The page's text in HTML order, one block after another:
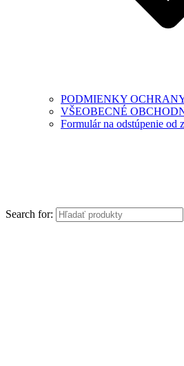
PODMIENKY
VŠEOBECNÉ
Formulár na odstúpenie od
Search for: